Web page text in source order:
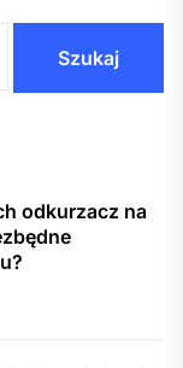
odkurzacz na